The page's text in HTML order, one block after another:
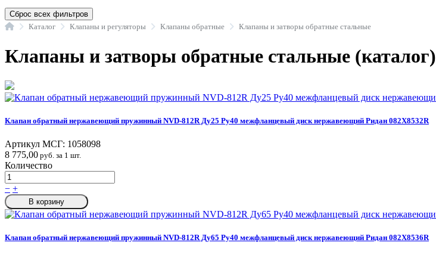
Сброс всех фильтров
ГлавнаяКаталог Клапаны и регуляторы Клапаны обратные Клапаны и затворы обратные стальные
Клапаны и затворы обратные стальные (каталог)
Клапан обратный нержавеющий пружинный NVD-812R Ду25 Ру40 межфланцевый диск нержавеющий Ридан 082X8532R
Артикул МСГ: 1058098
8 775,00 руб. за 1 шт.
Количество
− +
В корзину
Клапан обратный нержавеющий пружинный NVD-812R Ду65 Ру40 межфланцевый диск нержавеющий Ридан 082X8536R